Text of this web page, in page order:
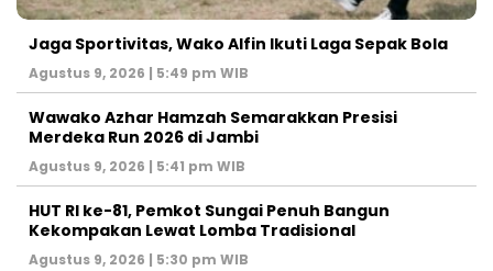
Jaga Sportivitas, Wako Alfin Ikuti Laga Sepak Bola
Agustus 9, 2026 | 5:49 pm WIB
Wawako Azhar Hamzah Semarakkan Presisi
Merdeka Run 2026 di Jambi
Agustus 9, 2026 | 5:41 pm WIB
HUT RI ke-81, Pemkot Sungai Penuh Bangun
Kekompakan Lewat Lomba Tradisional
Agustus 9, 2026 | 5:30 pm WIB